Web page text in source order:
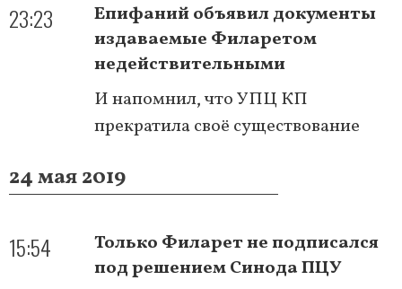
23:23
Епифаний объявил документы
издаваемые Филаретом
недействительными
И напомнил, что УПЦ КП
прекратила своё существование
24 мая 2019
15:54
Только Филарет не подписался
под решением Синода ПЦУ